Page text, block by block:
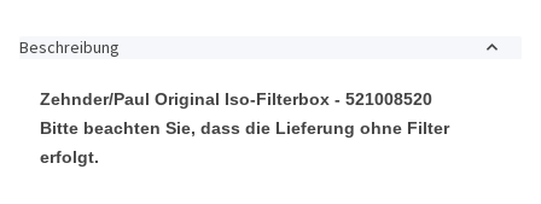
Beschreibung
Zehnder/Paul Original Iso-Filterbox - 521008520
Bitte beachten Sie, dass die Lieferung ohne Filter
erfolgt.